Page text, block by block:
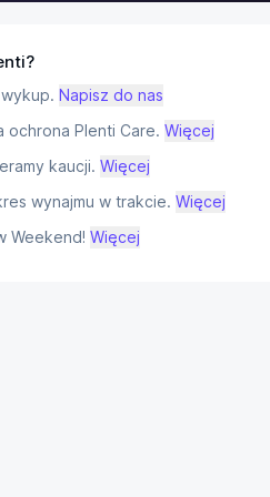
Napisz do nas
ochrona Plenti Care. Więcej
kaucji. Więcej
wynajmu w trakcie. Więcej
Weekend! Więcej